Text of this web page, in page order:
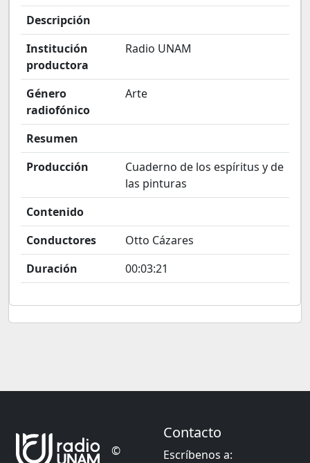
Descripción
Institución
productora
Radio UNAM
Género
radiofónico
Arte
Resumen
Producción
Cuaderno de los espíritus y de
las pinturas
Contenido
Conductores
Otto Cázares
Duración
00:03:21
©
Contacto
Escríbenos a: